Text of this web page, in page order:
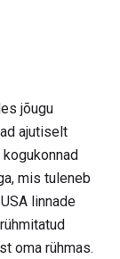
jõugu
ajutiselt
mis tuleneb
linnade
oma rühmas.